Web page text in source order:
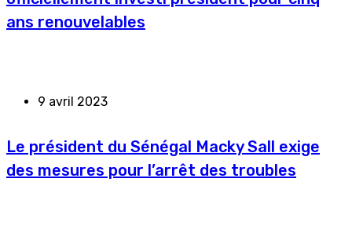
ans renouvelables
9 avril 2023
Le président du Sénégal Macky Sall exige
des mesures pour l’arrêt des troubles